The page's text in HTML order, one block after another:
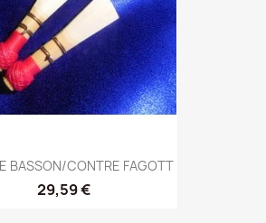
BASSON/CONTRE FAGOTT
29,59 €